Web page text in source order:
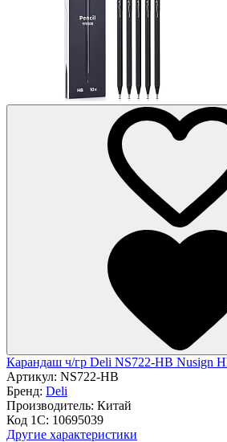
Карандаш ч/гр Deli NS722-HB Nusign
Артикул: NS722-HB
Бренд: Deli
Производитель: Китай
Код 1С: 10695039
Другие характеристики